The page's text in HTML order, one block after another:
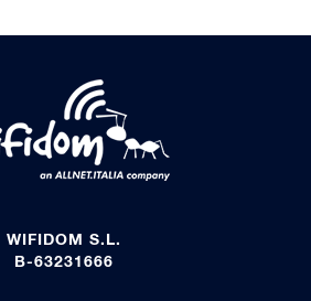
WIFIDOM S.L.
B-63231666